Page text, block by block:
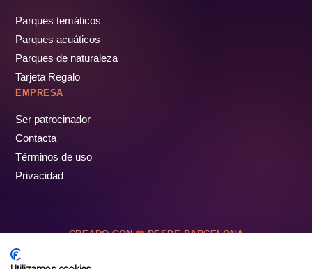
Parques temáticos
Parques acuáticos
Parques de naturaleza
Tarjeta Regalo
EMPRESA
Ser patrocinador
Contacta
Términos de uso
Privacidad
CREADO CON DESDE BARCELONA